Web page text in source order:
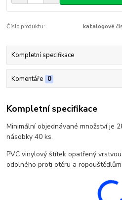
Číslo produktu: katalogové
Kompletní specifikace
Komentáře 0
Kompletní specifikace
Minimální objednávané množství je
násobky 40 ks.
PVC vinylový štítek opatřený
odolného proti otěru a ropouštědlům.